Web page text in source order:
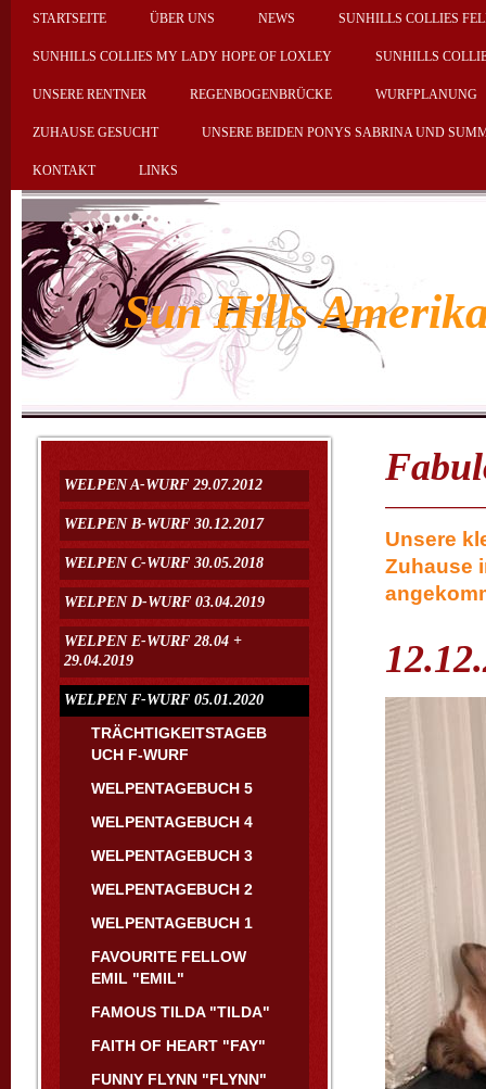
STARTSEITE ÜBER UNS NEWS SUNHILLS COLLIES
SUNHILLS COLLIES MY LADY HOPE OF LOXLEY SUNHILLS
UNSERE RENTNER REGENBOGENBRÜCKE WURFPLANUNG
ZUHAUSE GESUCHT UNSERE BEIDEN PONYS SABRINA UND
KONTAKT LINKS
Sun Hills
WELPEN A-WURF 29.07.2012
WELPEN B-WURF 30.12.2017
WELPEN C-WURF 30.05.2018
WELPEN D-WURF 03.04.2019
WELPEN E-WURF 28.04 +
29.04.2019
WELPEN F-WURF 05.01.2020
TRÄCHTIGKEITSTAGEB
UCH F-WURF
WELPENTAGEBUCH 5
WELPENTAGEBUCH 4
WELPENTAGEBUCH 3
WELPENTAGEBUCH 2
WELPENTAGEBUCH 1
FAVOURITE FELLOW
EMIL "EMIL"
FAMOUS TILDA "TILDA"
FAITH OF HEART "FAY"
FUNNY FLYNN "FLYNN"
Unsere
Zuhause